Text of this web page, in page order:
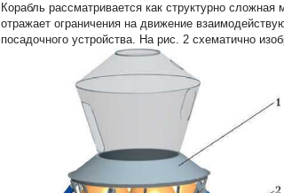
Корабль рассматривается как структурно
отражает ограничения на движение
посадочного устройства. На рис. 2 схематично